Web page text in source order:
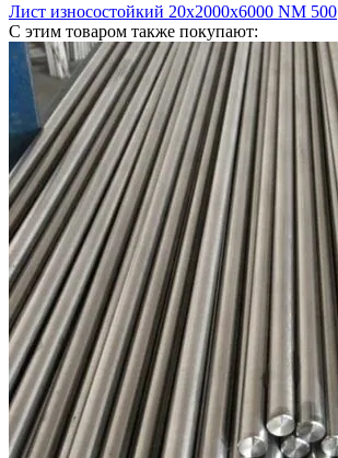
Лист износостойкий 20х2000х6000 NM 500
С этим товаром также покупают: